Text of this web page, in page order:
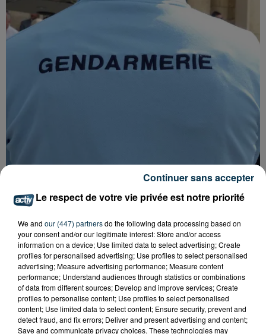
FOREZTIVAL : DROGUÉ ET TENANT DES
PROPOS DÉPLACÉS, UN FESTIVALIER A...
Le respect de votre vie privée est notre priorité
We and our (447) partnersdo the following data processing based on
your consent and/or our legitimate interest: Store and/or access
information on a device; Use limited data to select advertising; Create
profiles for personalised advertising; Use profiles to select personalised
advertising; Measure advertising performance; Measure content
performance; Understand audiences through statistics or combinations
of data from different sources; Develop and improve services; Create
profiles to personalise content; Use profiles to select personalised
content; Use limited data to select content; Ensure security, prevent and
detect fraud, and fix errors; Deliver and present advertising and content;
Save and communicate privacy choices. These technologies may
Continuer sans accepter